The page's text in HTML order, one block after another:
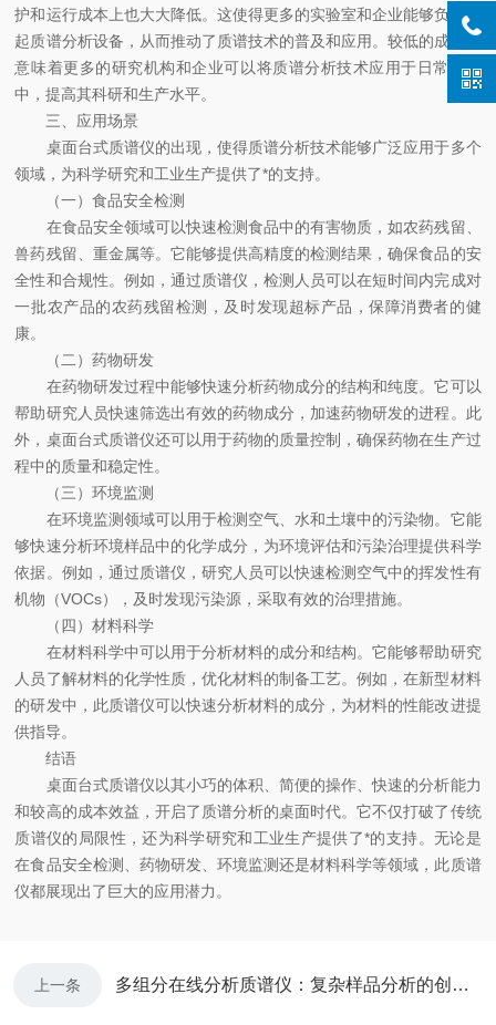
护和运行成本上也大大降低。这使得更多的实验室和企业能够负担得
起质谱分析设备，从而推动了质谱技术的普及和应用。较低的成本也
意味着更多的研究机构和企业可以将质谱分析技术应用于日常工作
中，提高其科研和生产水平。
三、应用场景
桌面台式质谱仪的出现，使得质谱分析技术能够广泛应用于多个
领域，为科学研究和工业生产提供了*的支持。
（一）食品安全检测
在食品安全领域可以快速检测食品中的有害物质，如农药残留、
兽药残留、重金属等。它能够提供高精度的检测结果，确保食品的安
全性和合规性。例如，通过质谱仪，检测人员可以在短时间内完成对
一批农产品的农药残留检测，及时发现超标产品，保障消费者的健
康。
（二）药物研发
在药物研发过程中能够快速分析药物成分的结构和纯度。它可以
帮助研究人员快速筛选出有效的药物成分，加速药物研发的进程。此
外，桌面台式质谱仪还可以用于药物的质量控制，确保药物在生产过
程中的质量和稳定性。
（三）环境监测
在环境监测领域可以用于检测空气、水和土壤中的污染物。它能
够快速分析环境样品中的化学成分，为环境评估和污染治理提供科学
依据。例如，通过质谱仪，研究人员可以快速检测空气中的挥发性有
机物（VOCs），及时发现污染源，采取有效的治理措施。
（四）材料科学
在材料科学中可以用于分析材料的成分和结构。它能够帮助研究
人员了解材料的化学性质，优化材料的制备工艺。例如，在新型材料
的研发中，此质谱仪可以快速分析材料的成分，为材料的性能改进提
供指导。
结语
桌面台式质谱仪以其小巧的体积、简便的操作、快速的分析能力
和较高的成本效益，开启了质谱分析的桌面时代。它不仅打破了传统
质谱仪的局限性，还为科学研究和工业生产提供了*的支持。无论是
在食品安全检测、药物研发、环境监测还是材料科学等领域，此质谱
仪都展现出了巨大的应用潜力。
上一条 多组分在线分析质谱仪：复杂样品分析的创新解决方案